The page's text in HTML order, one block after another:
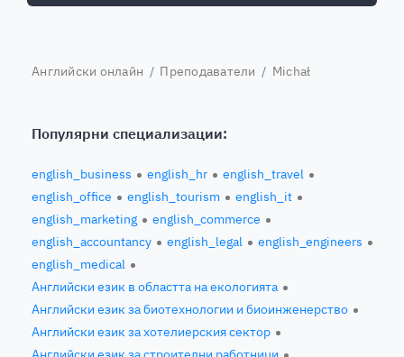
Английски онлайн / Преподаватели / Michał
Популярни специализации:
english_business english_hr
english_travel
english_office
english_tourism
english_it
english_marketing
english_commerce
english_accountancy
english_legal
english_engineers
english_medical
Английски език в областта на екологията
Английски език за биотехнологии и биоинженерство
Английски език за хотелиерския сектор